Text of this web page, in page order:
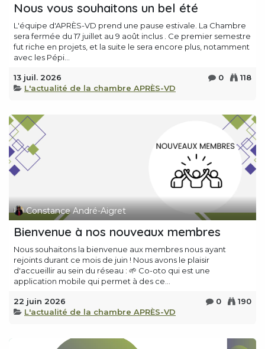
Nous vous souhaitons un bel été
L'équipe d'APRÈS-VD prend une pause estivale. La Chambre
sera fermée du 17 juillet au 9 août inclus . Ce premier semestre
fut riche en projets, et la suite le sera encore plus, notamment
avec les Pépi...
13 juil. 2026 0
118
L'actualité de la chambre APRÈS-VD
Constance André-Aigret
Bienvenue à nos nouveaux membres
Nous souhaitons la bienvenue aux membres nous ayant
rejoints durant ce mois de juin ! Nous avons le plaisir
d'accueillir au sein du réseau : 🌱 Co-oto qui est une
application mobile qui permet à des ce...
22 juin 2026 0
190
L'actualité de la chambre APRÈS-VD